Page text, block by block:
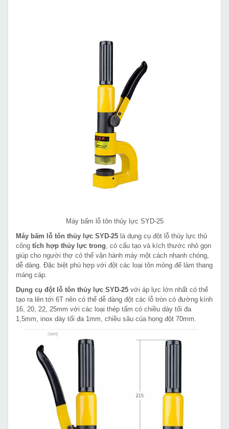
Máy bấm lỗ tôn thủy lực SYD-25
Máy bấm lỗ tôn thủy lực SYD-25 là dụng cụ đột lỗ thủy lực thủ
công tích hợp thủy lực trong , có cấu tạo và kích thước nhỏ gọn
giúp cho người thợ có thể vận hành máy một cách nhanh chóng,
dễ dàng. Đặc biệt phù hợp với đột các loại tôn mỏng để làm thang
máng cáp.
Dụng cụ đột lỗ tôn thủy lực SYD-25 với áp lực lớn nhất có thể
tạo ra lên tới 6T nên có thể dễ dàng đột các lỗ tròn có đường kính
16, 20, 22, 25mm với các loại thép tấm có chiều dày tối đa
1,5mm, inox dày tối đa 1mm, chiều sâu của họng đột 70mm.